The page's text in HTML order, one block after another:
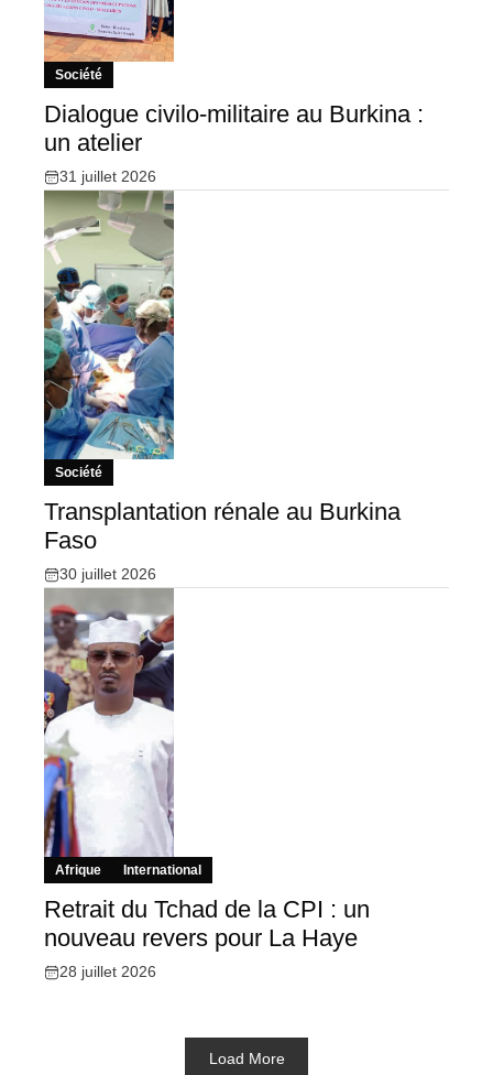
Société
Dialogue civilo-militaire au Burkina :
un atelier
31 juillet 2026
Société
Transplantation rénale au Burkina
Faso
30 juillet 2026
Afrique International
Retrait du Tchad de la CPI : un
nouveau revers pour La Haye
28 juillet 2026
Load More